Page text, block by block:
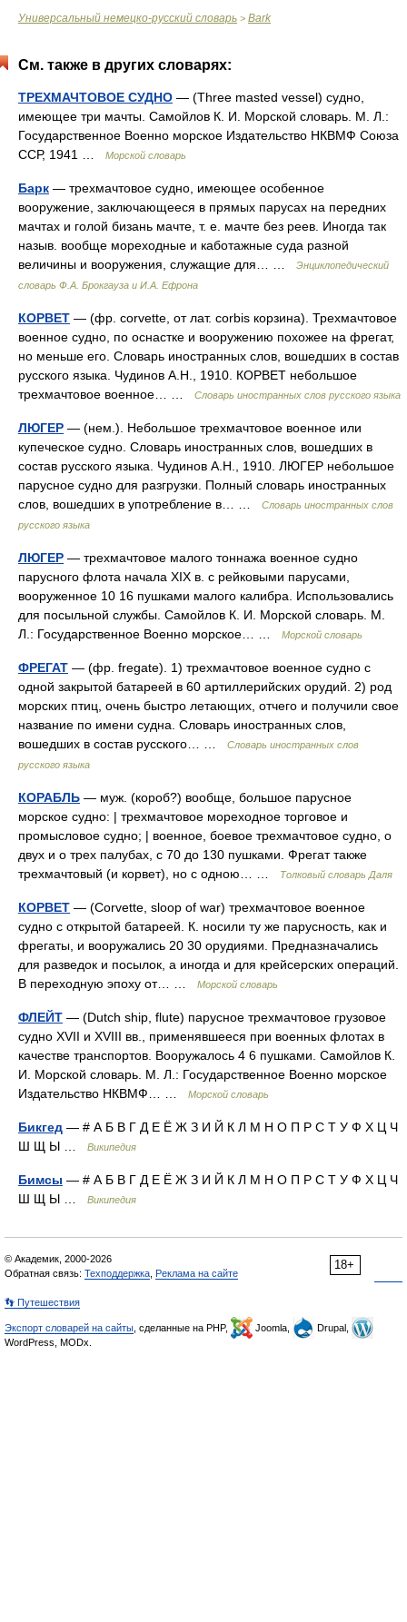
Универсальный немецко-русский словарь > Bark
См. также в других словарях:
ТРЕХМАЧТОВОЕ СУДНО — (Three masted vessel) судно,
имеющее три мачты. Самойлов К. И. Морской словарь. М. Л.:
Государственное Военно морское Издательство НКВМФ Союза
ССР, 1941 …
Морской словарь
Барк — трехмачтовое судно, имеющее особенное
вооружение, заключающееся в прямых парусах на передних
мачтах и голой бизань мачте, т. е. мачте без реев. Иногда так
назыв. вообще мореходные и каботажные суда разной
величины и вооружения, служащие для… …
Энциклопедический
словарь Ф.А. Брокгауза и И.А. Ефрона
КОРВЕТ — (фр. corvette, от лат. corbis корзина). Трехмачтовое
военное судно, по оснастке и вооружению похожее на фрегат,
но меньше его. Словарь иностранных слов, вошедших в состав
русского языка. Чудинов А.Н., 1910. КОРВЕТ небольшое
трехмачтовое военное… …
Словарь иностранных слов русского языка
ЛЮГЕР — (нем.). Небольшое трехмачтовое военное или
купеческое судно. Словарь иностранных слов, вошедших в
состав русского языка. Чудинов А.Н., 1910. ЛЮГЕР небольшое
парусное судно для разгрузки. Полный словарь иностранных
слов, вошедших в употребление в… …
Словарь иностранных слов
русского языка
ЛЮГЕР — трехмачтовое малого тоннажа военное судно
парусного флота начала XIX в. с рейковыми парусами,
вооруженное 10 16 пушками малого калибра. Использовались
для посыльной службы. Самойлов К. И. Морской словарь. М.
Л.: Государственное Военно морское… …
Морской словарь
ФРЕГАТ — (фр. fregate). 1) трехмачтовое военное судно с
одной закрытой батареей в 60 артиллерийских орудий. 2) род
морских птиц, очень быстро летающих, отчего и получили свое
название по имени судна. Словарь иностранных слов,
вошедших в состав русского… …
Словарь иностранных слов
русского языка
КОРАБЛЬ — муж. (короб?) вообще, большое парусное
морское судно: | трехмачтовое мореходное торговое и
промысловое судно; | военное, боевое трехмачтовое судно, о
двух и о трех палубах, с 70 до 130 пушками. Фрегат также
трехмачтовый (и корвет), но с одною… …
Толковый словарь Даля
КОРВЕТ — (Corvette, sloop of war) трехмачтовое военное
судно с открытой батареей. К. носили ту же парусность, как и
фрегаты, и вооружались 20 30 орудиями. Предназначались
для разведок и посылок, а иногда и для крейсерских операций.
В переходную эпоху от… …
Морской словарь
ФЛЕЙТ — (Dutch ship, flute) парусное трехмачтовое грузовое
судно XVII и XVIII вв., применявшееся при военных флотах в
качестве транспортов. Вооружалось 4 6 пушками. Самойлов К.
И. Морской словарь. М. Л.: Государственное Военно морское
Издательство НКВМФ… …
Морской словарь
Бикгед — # А Б В Г Д Е Ё Ж З И Й К Л М Н О П Р С Т У Ф Х Ц Ч
Ш Щ Ы …
Википедия
Бимсы — # А Б В Г Д Е Ё Ж З И Й К Л М Н О П Р С Т У Ф Х Ц Ч
Ш Щ Ы …
Википедия
18+
© Академик, 2000-2026
Обратная связь: Техподдержка Реклама на сайте
👣 Путешествия
Экспорт словарей на сайты , сделанные на PHP, Joomla,
Drupal,
WordPress, MODx.